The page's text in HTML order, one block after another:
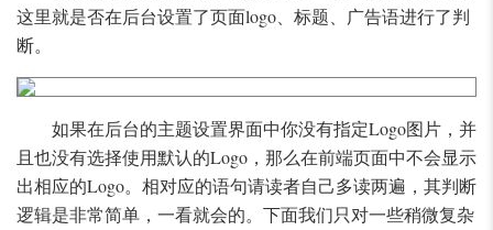
这里就是否在后台设置了页面logo、标题、广告语进行了判
断。
如果在后台的主题设置界面中你没有指定Logo图片，并
且也没有选择使用默认的Logo，那么在前端页面中不会显示
出相应的Logo。相对应的语句请读者自己多读两遍，其判断
逻辑是非常简单，一看就会的。下面我们只对一些稍微复杂